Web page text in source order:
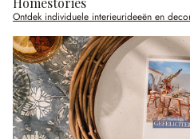
Ontdek individuele interieurideeën en